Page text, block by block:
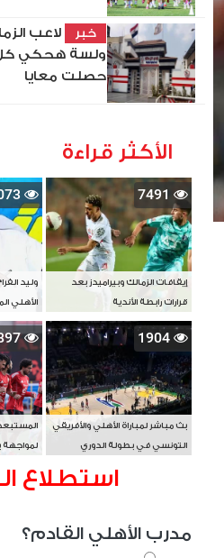
خبر
لاعب
ولسة هحكي كل
حصلت معايا
الأكثر قراءة
7491
إيقافات الزمالك وبيراميدز بعد
قرارات رابطة الأندية
وليد
الأهلي
بطل
1904
بث مباشر لمباراة الأهلي والأفريقي
التونسي في بطولة الدوري لمواجهة
استطلاع
مدرب الأهلي القادم؟